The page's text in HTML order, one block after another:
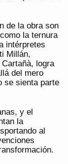
de la obra son
la ternura
intérpretes
Millán,
logra
del mero
se sienta parte
y el
la
al